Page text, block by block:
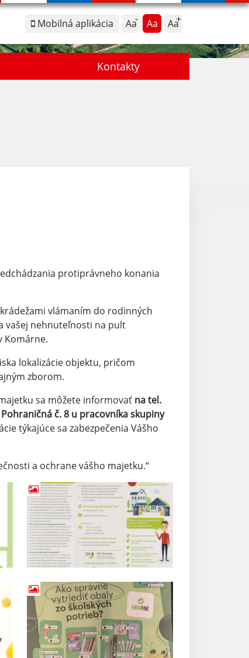
Mobilná aplikácia Aa Aa Aa
Kontakty
protiprávneho konania
vlámaním do rodinných
vašej nehnuteľnosti na pult
Komárne.
lokalizácie objektu, pričom
zborom.
sa môžete informovať na tel.
č. 8 u pracovníka skupiny
týkajúce sa zabezpečenia Vášho
a ochrane vášho majetku.“